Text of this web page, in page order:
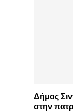
Δήμος
στην